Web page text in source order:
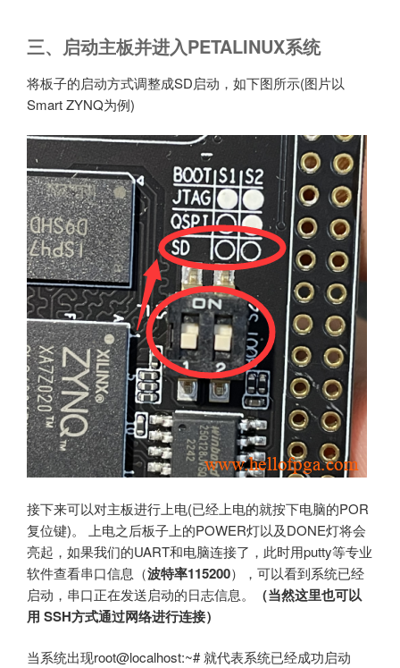
三、启动主板并进入PETALINUX系统
将板子的启动方式调整成SD启动，如下图所示(图片以
Smart ZYNQ为例)
接下来可以对主板进行上电(已经上电的就按下电脑的POR
复位键)。 上电之后板子上的POWER灯以及DONE灯将会
亮起，如果我们的UART和电脑连接了，此时用putty等专业
软件查看串口信息（波特率115200），可以看到系统已经
启动，串口正在发送启动的日志信息。
（当然这里也可以
用 SSH方式通过网络进行连接）
当系统出现root@localhost:~# 就代表系统已经成功启动